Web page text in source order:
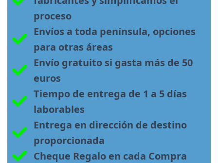
proceso
Envíos a toda península, opciones
para otras áreas
Envío gratuito si gasta más de 50
euros
Tiempo de entrega de 1 a 5 días
laborables
Entrega en dirección de destino
proporcionada
Cheque Regalo en cada Compra